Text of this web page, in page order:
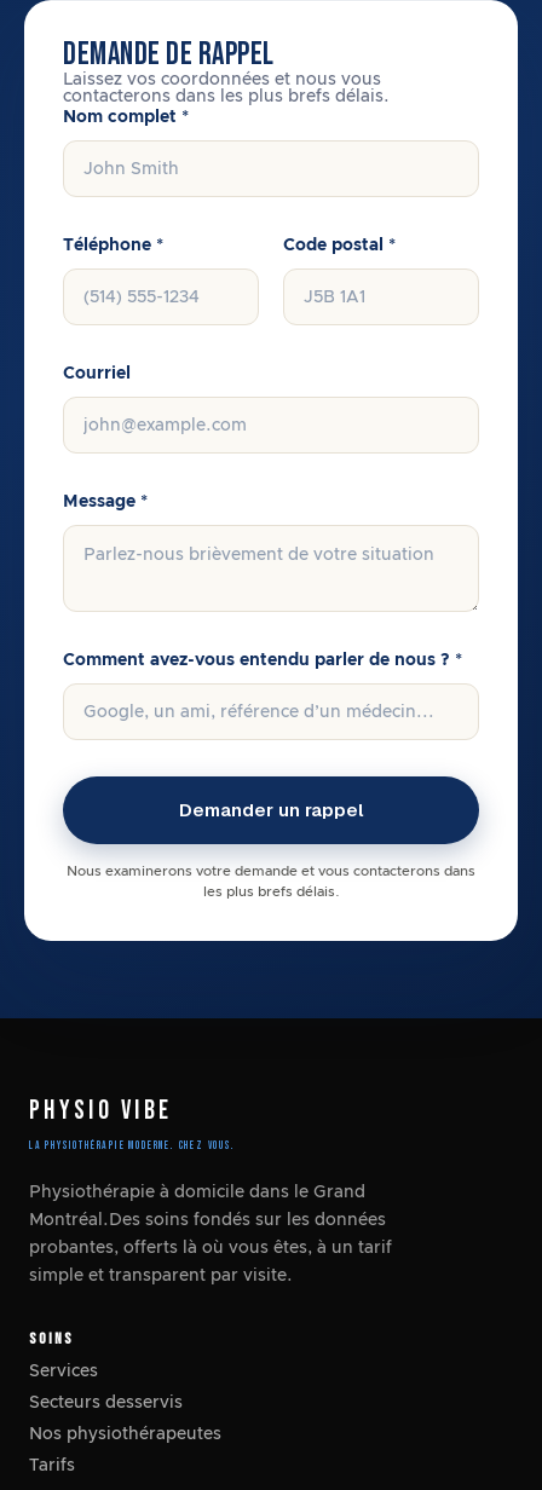
DEMANDE DE RAPPEL
Laissez vos coordonnées et nous vous
contacterons dans les plus brefs délais.
Nom complet *
Téléphone * Code postal *
Courriel
Message *
Comment avez-vous entendu parler de nous ? *
Nous examinerons votre demande et vous contacterons dans
les plus brefs délais.
PHYSIO VIBE
LA PHYSIOTHÉRAPIE MODERNE. CHEZ VOUS.
Physiothérapie à domicile dans le Grand
Montréal.Des soins fondés sur les données
probantes, offerts là où vous êtes, à un tarif
simple et transparent par visite.
SOINS
Services
Secteurs desservis
Nos physiothérapeutes
Tarifs